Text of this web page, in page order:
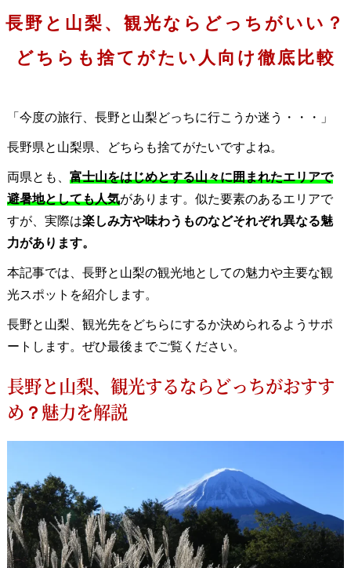
長野と山梨、観光ならどっちがいい？
どちらも捨てがたい人向け徹底比較
「今度の旅行、長野と山梨どっちに行こうか迷う・・・」
長野県と山梨県、どちらも捨てがたいですよね。
両県とも、 富士山をはじめとする山々に囲まれたエリアで
避暑地としても人気があります。似た要素のあるエリアで
すが、実際は楽しみ方や味わうものなどそれぞれ異なる魅
力があります。
本記事では、長野と山梨の観光地としての魅力や主要な観
光スポットを紹介します。
長野と山梨、観光先をどちらにするか決められるようサポ
ートします。ぜひ最後までご覧ください。
長野と山梨、観光するならどっちがおすす
め？魅力を解説